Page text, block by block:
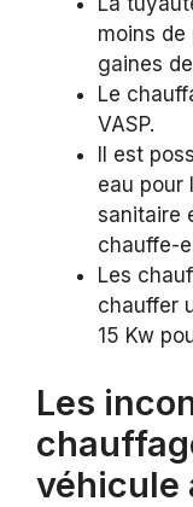
moins de
gaines
Le
VASP.
Il est
eau pour
sanitaire
chauffe-
Les
chauffer
15 Kw
Les
véhicule